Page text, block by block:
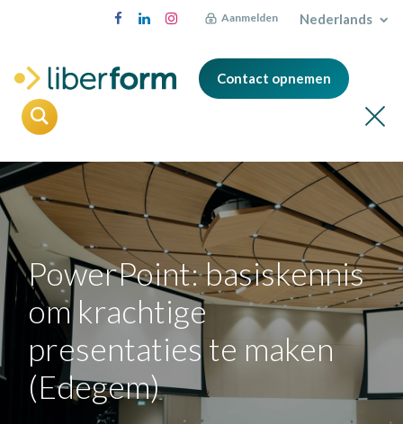
Aanmelden Nederlands
Contact opnemen
PowerPoint: basiskennis
om krachtige
presentaties te maken
(Edegem)